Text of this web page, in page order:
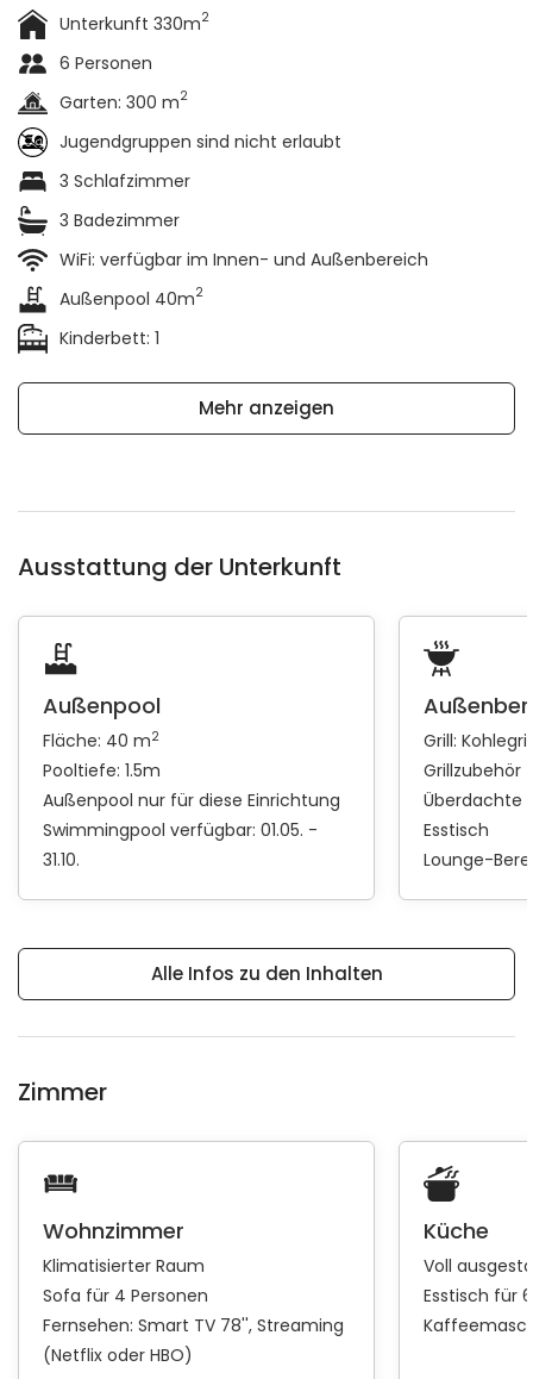
Unterkunft 330m2
6 Personen
Garten: 300 m2
Jugendgruppen sind nicht erlaubt
3 Schlafzimmer
3 Badezimmer
WiFi: verfügbar im Innen- und Außenbereich
Außenpool 40m2
Kinderbett: 1
Mehr anzeigen
Ausstattung der Unterkunft
Außenpool
Fläche: 40 m2
Pooltiefe: 1.5m
Außenpool nur für diese Einrichtung
Swimmingpool verfügbar: 01.05. -
31.10.
Grill: Kohlegrill
Grillzubehör
Überdachte
Esstisch
Lounge-
Alle Infos zu den Inhalten
Zimmer
Wohnzimmer
Klimatisierter Raum
Sofa für 4 Personen
Fernsehen: Smart TV 78'' Streaming
(Netflix oder HBO)
Küche
Voll
Esstisch für